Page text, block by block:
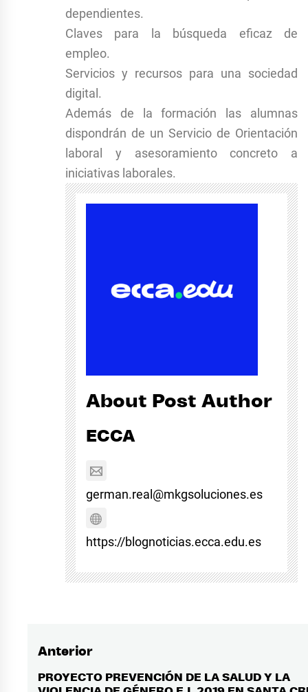
dependientes.
Claves para la búsqueda eficaz de
empleo.
Servicios y recursos para una sociedad
digital.
Además de la formación las alumnas
dispondrán de un Servicio de Orientación
laboral y asesoramiento concreto a
iniciativas laborales.
About Post Author
ECCA
german.real@mkgsoluciones.es
https://blognoticias.ecca.edu.es
Navegación
de
Anterior
Entrada
PROYECTO PREVENCIÓN DE LA SALUD Y LA